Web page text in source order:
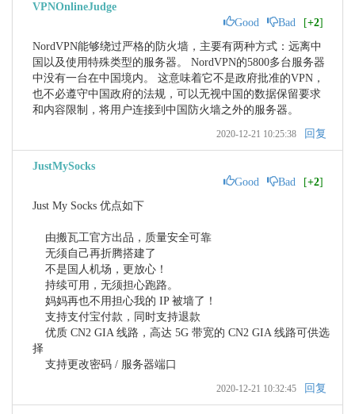
VPNOnlineJudge
Good
Bad [+2]
NordVPN能够绕过严格的防火墙，主要有两种方式：远离中
国以及使用特殊类型的服务器。 NordVPN的5800多台服务器
中没有一台在中国境内。 这意味着它不是政府批准的VPN，
也不必遵守中国政府的法规，可以无视中国的数据保留要求
和内容限制，将用户连接到中国防火墙之外的服务器。
2020-12-21 10:25:38 回复
JustMySocks
Good
Bad [+2]
Just My Socks 优点如下
择
    支持更改密码 / 服务器端口
2020-12-21 10:32:45 回复